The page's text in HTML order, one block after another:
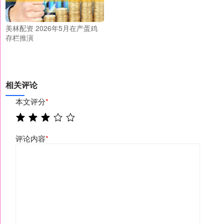
美林配资 2026年5月在产蛋鸡
存栏推演
相关评论
本文评分*
评论内容*